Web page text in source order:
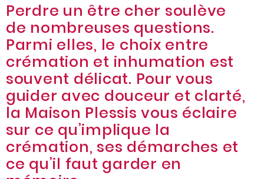
Perdre un être cher soulève
de nombreuses questions.
Parmi elles, le choix entre
crémation et inhumation est
souvent délicat. Pour vous
guider avec douceur et clarté,
la Maison Plessis vous éclaire
sur ce qu’implique la
crémation, ses démarches et
ce qu’il faut garder en